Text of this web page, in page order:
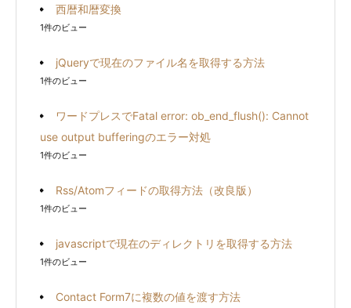
西暦和暦変換
1件のビュー
jQueryで現在のファイル名を取得する方法
1件のビュー
ワードプレスでFatal error: ob_end_flush(): Cannot
use output bufferingのエラー対処
1件のビュー
Rss/Atomフィードの取得方法（改良版）
1件のビュー
javascriptで現在のディレクトリを取得する方法
1件のビュー
Contact Form7に複数の値を渡す方法